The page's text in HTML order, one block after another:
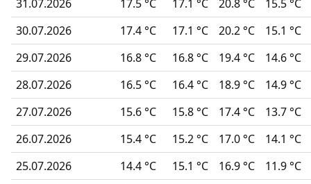
31.07.2026
17.5 °C 17.1 °C 20.8 °C
15.5 °C
30.07.2026
17.4 °C 17.1 °C 20.2 °C
15.1 °C
29.07.2026
16.8 °C 16.8 °C 19.4 °C
14.6 °C
28.07.2026
16.5 °C 16.4 °C 18.9 °C
14.9 °C
27.07.2026
15.6 °C 15.8 °C 17.4 °C
13.7 °C
26.07.2026
15.4 °C 15.2 °C 17.0 °C
14.1 °C
25.07.2026
14.4 °C 15.1 °C 16.9 °C
11.9 °C